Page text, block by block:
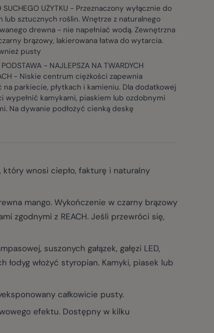
SUCHEGO UŻYTKU - Przeznaczony wyłącznie do
lub sztucznych roślin. Wnętrze z naturalnego
drewna - nie napełniać wodą. Zewnętrzna
brązowy, lakierowana łatwa do wytarcia.
pusty
- NAJLEPSZA NA TWARDYCH
- Niskie centrum ciężkości zapewnia
na parkiecie, płytkach i kamieniu. Dla dodatkowej
wypełnić kamykami, piaskiem lub ozdobnymi
Na dywanie podłożyć cienką deskę
wnosi ciepło, fakturę i naturalny
mango. Wykończenie w czarny brązowy
zgodnymi z REACH. Jeśli przewróci się,
suszonych gałązek, gałęzi LED,
łodyg włożyć styropian. Kamyki, piasek lub
całkowicie pusty.
efektu. Dostępny w kilku